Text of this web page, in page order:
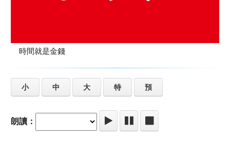
時間就是金錢
小 中 大 特 預
朗讀：